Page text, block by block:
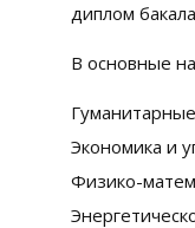
диплом
В основные
Экономика и
Физико-